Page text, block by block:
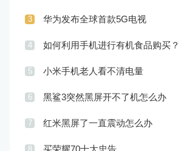
3 华为发布全球首款5G电视
4 如何利用手机进行有机食品购买？
5 小米手机老人看不清电量
6 黑鲨3突然黑屏开不了机怎么办
7 红米黑屏了一直震动怎么办
8 买荣耀70十大忠告